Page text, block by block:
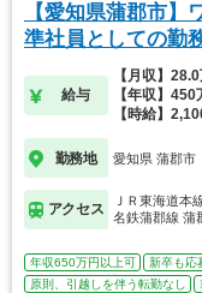
【愛知県蒲郡市
準社員としての勤
給与
【月収】
【年収】
【時給】
勤務地 愛知県 蒲郡市
アクセス
ＪＲ東海道本
名鉄蒲郡線 蒲
年収650万円以上可 新卒も応
原則、引越しを伴う転勤なし